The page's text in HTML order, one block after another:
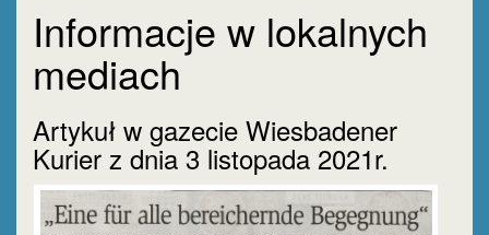
Informacje w lokalnych
mediach
Artykuł w gazecie Wiesbadener
Kurier z dnia 3 listopada 2021r.